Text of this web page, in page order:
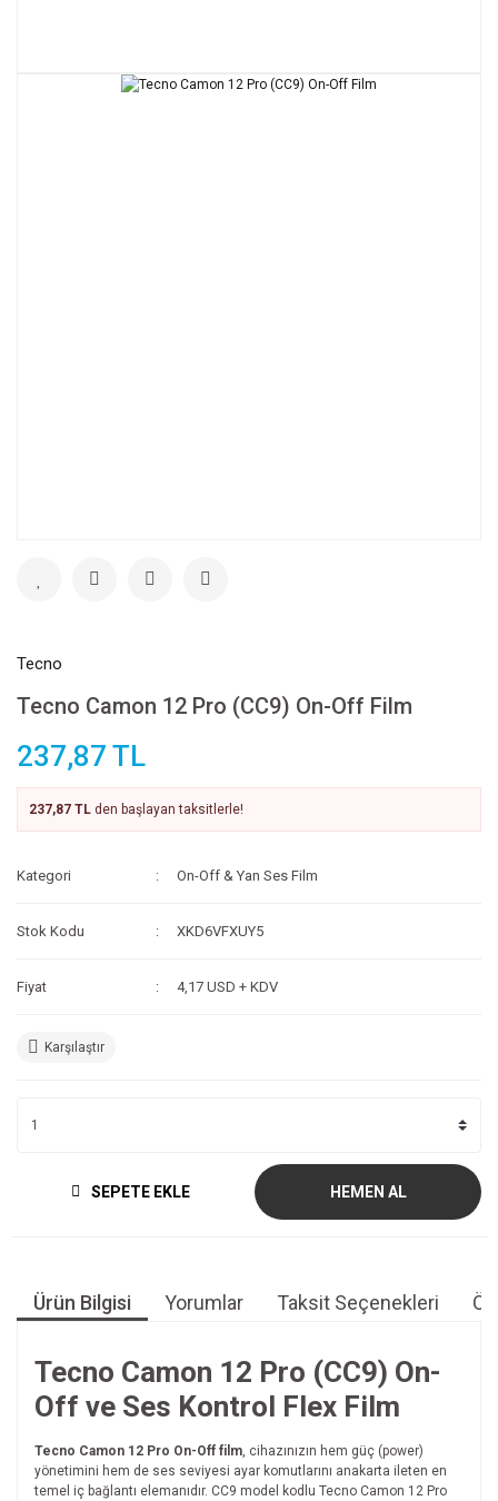
Tecno
Tecno Camon 12 Pro (CC9) On-Off Film
237,87 TL
237,87 TL den başlayan taksitlerle!
Kategori On-Off & Yan Ses Film
Stok Kodu XKD6VFXUY5
Fiyat 4,17 USD + KDV
Karşılaştır
SEPETE EKLE HEMEN AL
Ürün Bilgisi Yorumlar Taksit Seçenekleri
Tecno Camon 12 Pro (CC9) On-
Off ve Ses Kontrol Flex Film
Tecno Camon 12 Pro On-Off film, cihazınızın hem güç (power)
yönetimini hem de ses seviyesi ayar komutlarını anakarta ileten en
temel iç bağlantı elemanıdır. CC9 model kodlu Tecno Camon 12 Pro